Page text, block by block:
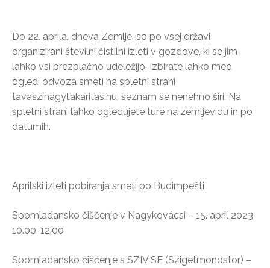
Do 22. aprila, dneva Zemlje, so po vsej državi
organizirani številni čistilni izleti v gozdove, ki se jim
lahko vsi brezplačno udeležijo. Izbirate lahko med
ogledi odvoza smeti na spletni strani
tavaszinagytakaritas.hu, seznam se nenehno širi. Na
spletni strani lahko ogledujete ture na zemljevidu in po
datumih.
Aprilski izleti pobiranja smeti po Budimpešti
Spomladansko čiščenje v Nagykovácsi – 15. april 2023
10.00-12.00
Spomladansko čiščenje s SZIV SE (Szigetmonostor) –